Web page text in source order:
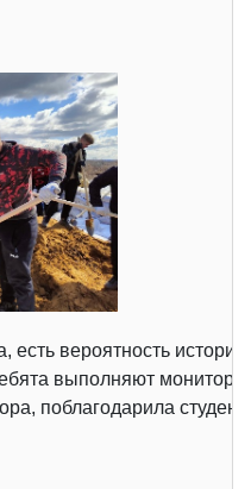
есть вероятность
выполняют
поблагодарила